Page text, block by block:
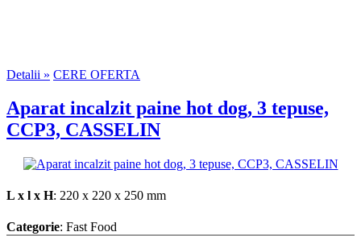
Detalii » CERE OFERTA
Aparat incalzit paine hot dog, 3 tepuse,
CCP3, CASSELIN
L x l x H: 220 x 220 x 250 mm
Categorie: Fast Food